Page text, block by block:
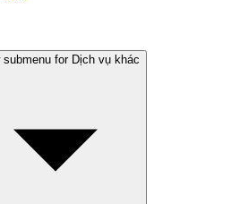
submenu for Dịch vụ khác